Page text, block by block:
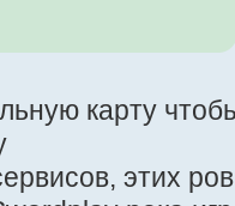
карту
этих